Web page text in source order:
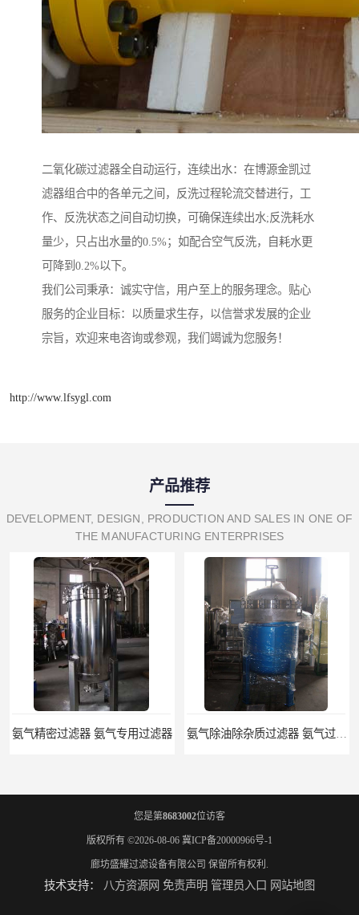
二氧化碳过滤器全自动运行，连续出水：在博源金凯过
滤器组合中的各单元之间，反洗过程轮流交替进行，工
作、反洗状态之间自动切换，可确保连续出水;反洗耗水
量少，只占出水量的0.5%；如配合空气反洗，自耗水更
可降到0.2%以下。
我们公司秉承：诚实守信，用户至上的服务理念。贴心
服务的企业目标：以质量求生存，以信誉求发展的企业
宗旨，欢迎来电咨询或参观，我们竭诚为您服务！
http://www.lfsygl.com
产品推荐
DEVELOPMENT, DESIGN, PRODUCTION AND SALES IN ONE OF
THE MANUFACTURING ENTERPRISES
氨气精密过滤器 氨气专用过滤器 氨气除油除杂质过滤器 氨气过滤器生产厂家
您是第8683002位访客
版权所有 ©2026-08-06 冀ICP备20000966号-1
廊坊盛耀过滤设备有限公司 保留所有权利.
技术支持： 八方资源网 免责声明 管理员入口 网站地图